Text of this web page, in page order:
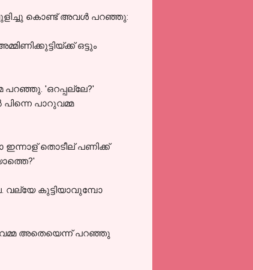
ചുളിച്ചു കൊണ്ട് അവൾ പറഞ്ഞു:
ഒട്ടും
പറഞ്ഞു. 'ഒറപ്പല്ലേ?'
പാറുവമ്മ
തൊടീല് പണിക്ക്
വല്യേ കുട്ടിയാവുമ്പോ
അതെയെന്ന് പറഞ്ഞു